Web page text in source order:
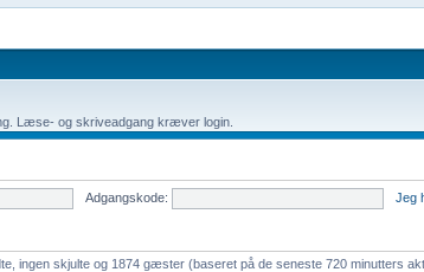
Læse- og skriveadgang kræver login.
Adgangskode: Jeg
ingen skjulte og 1874 gæster (baseret på de seneste 720 minutters